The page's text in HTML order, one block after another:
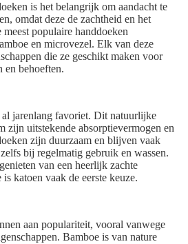
is het belangrijk om aandacht te
omdat deze de zachtheid en het
populaire handdoeken
en microvezel. Elk van deze
die ze geschikt maken voor
en behoeften.
jarenlang favoriet. Dit natuurlijke
zijn uitstekende absorptievermogen en
zijn duurzaam en blijven vaak
bij regelmatig gebruik en wassen.
van een heerlijk zachte
katoen vaak de eerste keuze.
aan populariteit, vooral vanwege
Bamboe is van nature